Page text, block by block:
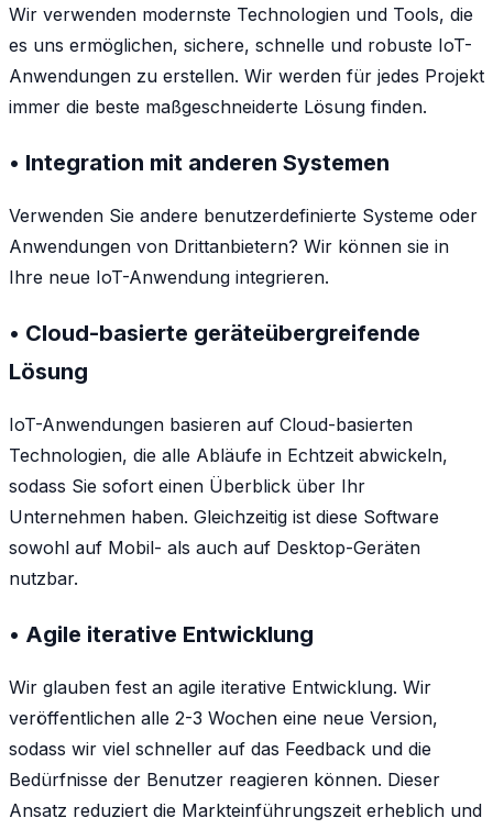
Wir verwenden modernste Technologien und Tools, die
es uns ermöglichen, sichere, schnelle und robuste IoT-
Anwendungen zu erstellen. Wir werden für jedes Projekt
immer die beste maßgeschneiderte Lösung finden.
• Integration mit anderen Systemen
Verwenden Sie andere benutzerdefinierte Systeme oder
Anwendungen von Drittanbietern? Wir können sie in
Ihre neue IoT-Anwendung integrieren.
• Cloud-basierte geräteübergreifende
Lösung
IoT-Anwendungen basieren auf Cloud-basierten
Technologien, die alle Abläufe in Echtzeit abwickeln,
sodass Sie sofort einen Überblick über Ihr
Unternehmen haben. Gleichzeitig ist diese Software
sowohl auf Mobil- als auch auf Desktop-Geräten
nutzbar.
• Agile iterative Entwicklung
Wir glauben fest an agile iterative Entwicklung. Wir
veröffentlichen alle 2-3 Wochen eine neue Version,
sodass wir viel schneller auf das Feedback und die
Bedürfnisse der Benutzer reagieren können. Dieser
Ansatz reduziert die Markteinführungszeit erheblich und